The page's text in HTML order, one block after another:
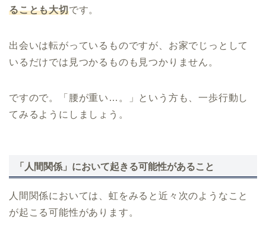
ることも大切です。
出会いは転がっているものですが、お家でじっとして
いるだけでは見つかるものも見つかりません。
ですので。「腰が重い…。」という方も、一歩行動し
てみるようにしましょう。
「人間関係」において起きる可能性があること
人間関係においては、虹をみると近々次のようなこと
が起こる可能性があります。